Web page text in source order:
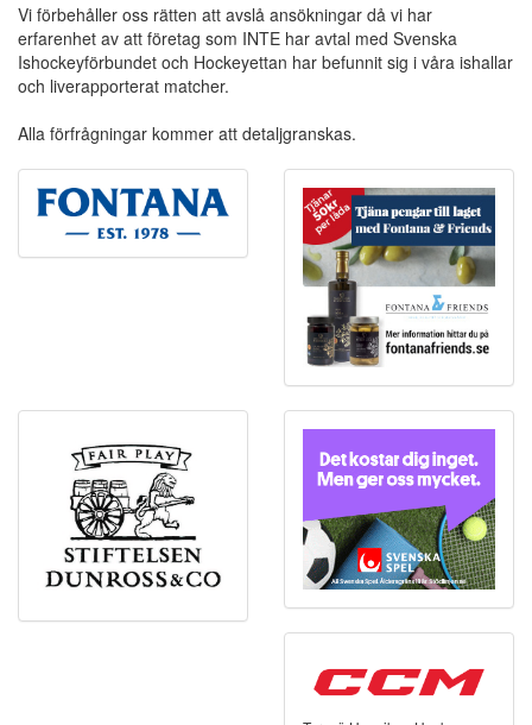
Vi förbehåller oss rätten att avslå ansökningar då vi har
erfarenhet av att företag som INTE har avtal med Svenska
Ishockeyförbundet och Hockeyettan har befunnit sig i våra ishallar
och liverapporterat matcher.
Alla förfrågningar kommer att detaljgranskas.